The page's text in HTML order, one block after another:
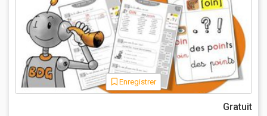
Enregistrer
Gratuit